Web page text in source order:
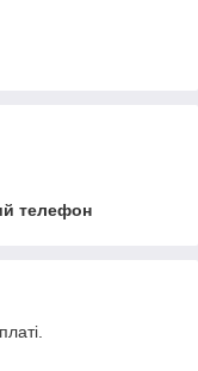
телефон